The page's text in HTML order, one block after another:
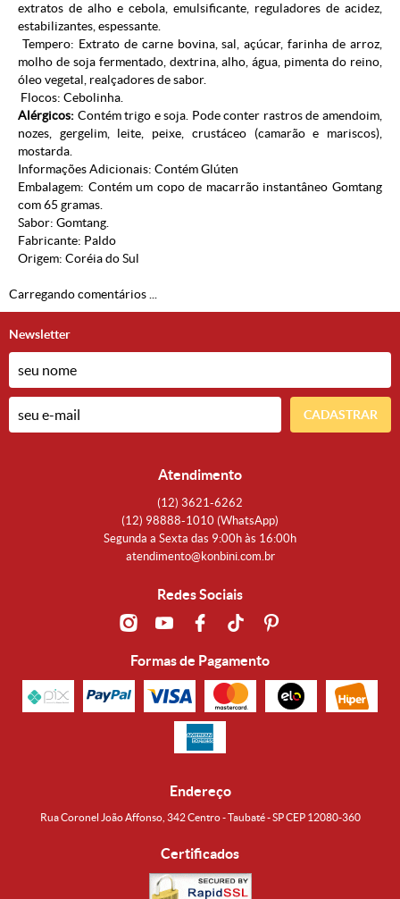
extratos de alho e cebola, emulsificante, reguladores de acidez,
estabilizantes, espessante.
Tempero: Extrato de carne bovina, sal, açúcar, farinha de arroz,
molho de soja fermentado, dextrina, alho, água, pimenta do reino,
óleo vegetal, realçadores de sabor.
Flocos: Cebolinha.
Alérgicos: Contém trigo e soja. Pode conter rastros de amendoim,
nozes, gergelim, leite, peixe, crustáceo (camarão e mariscos),
mostarda.
Informações Adicionais: Contém Glúten
Embalagem: Contém um copo de macarrão instantâneo Gomtang
com 65 gramas.
Sabor: Gomtang.
Fabricante: Paldo
Origem: Coréia do Sul
Carregando comentários ...
Newsletter
CADASTRAR
Atendimento
(12) 3621-6262
(12) 98888-1010 (WhatsApp)
Segunda a Sexta das 9:00h às 16:00h
atendimento@konbini.com.br
Redes Sociais
Formas de Pagamento
Endereço
Rua Coronel João Affonso, 342 Centro - Taubaté - SP CEP 12080-360
Certificados